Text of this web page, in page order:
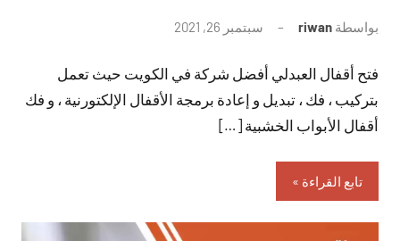
بواسطة riwan سبتمبر 26, 2021
تعليقات
فتح أقفال العبدلي أفضل شركة في الكويت حيث تعمل
بتركيب ، فك ، تبديل و إعادة برمجة الأقفال الإلكتورنية ، و فك
أقفال الأبواب الخشبية […]
تابع القراءة